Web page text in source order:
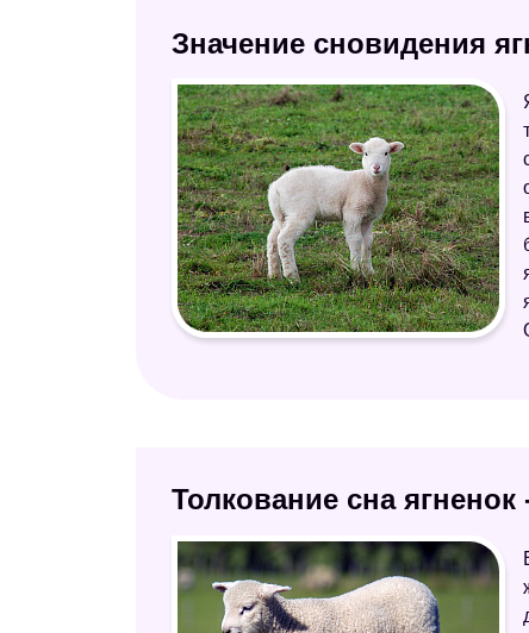
Значение сновидения
Толкование сна